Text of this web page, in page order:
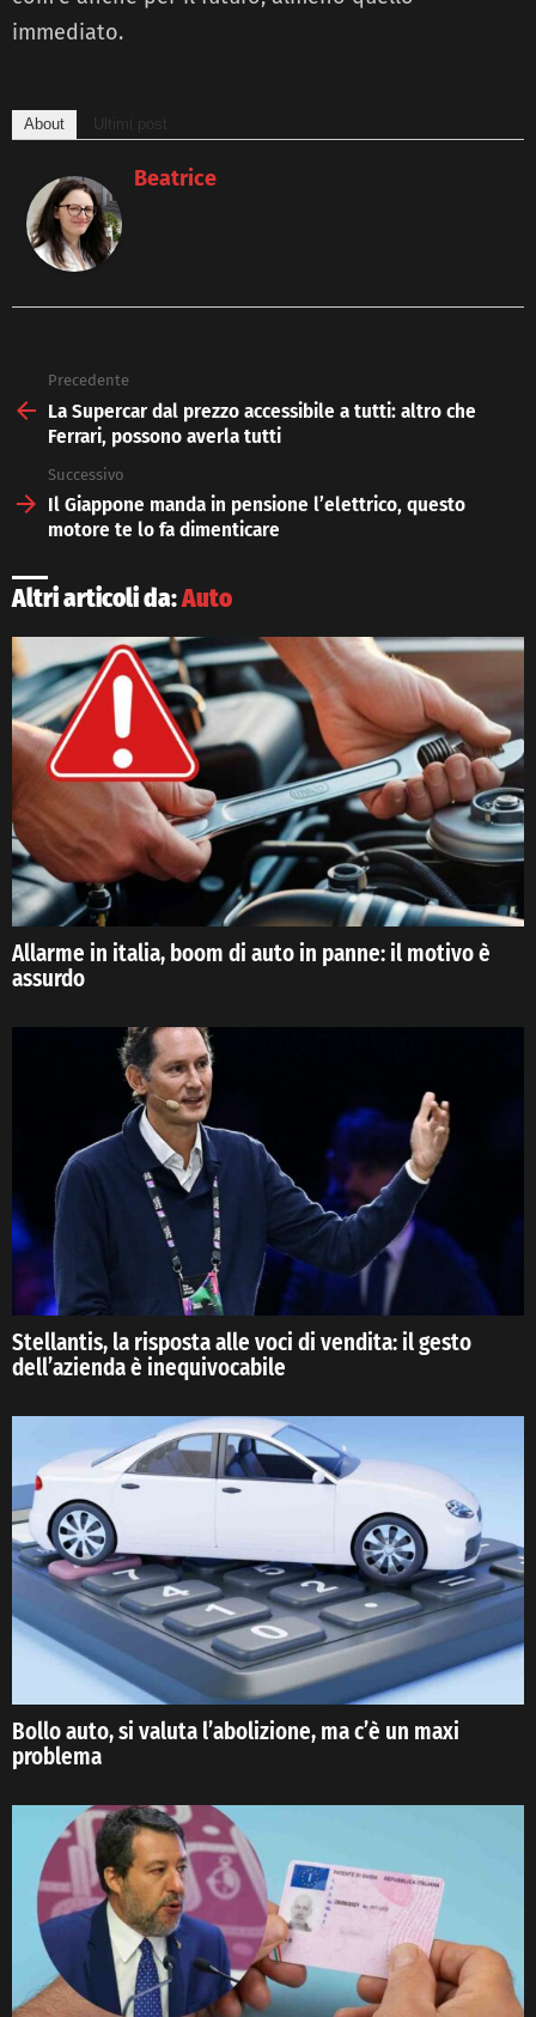
immediato.
About Ultimi post
Beatrice
more
Precedente
La Supercar dal prezzo accessibile a tutti: altro che
Ferrari, possono averla tutti
Successivo
Il Giappone manda in pensione l’elettrico, questo
motore te lo fa dimenticare
Altri articoli da:Auto
Allarme in italia, boom di auto in panne: il motivo è
assurdo
Stellantis, la risposta alle voci di vendita: il gesto
dell’azienda è inequivocabile
Bollo auto, si valuta l’abolizione, ma c’è un maxi
problema